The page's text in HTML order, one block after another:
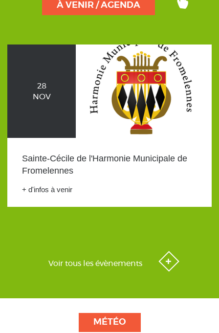
À VENIR / AGENDA
28
NOV
Sainte-Cécile de l'Harmonie Municipale de
Fromelennes
+ d'infos à venir
Voir tous les évènements
MÉTÉO